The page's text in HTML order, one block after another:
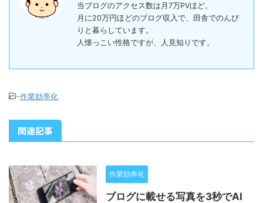
当ブログのアクセス数は月7万PVほど。
月に20万円ほどのブログ収入で、田舎でのんび
りと暮らしています。
人懐っこい性格ですが、人見知りです。
-作業効率化
関連記事
作業効率化
ブログに載せる写真を3秒でAI